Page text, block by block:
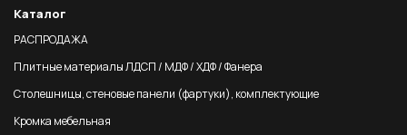
Каталог
РАСПРОДАЖА
Плитные материалы ЛДСП / МДФ / ХДФ / Фанера
Столешницы, стеновые панели (фартуки), комплектующие
Кромка мебельная